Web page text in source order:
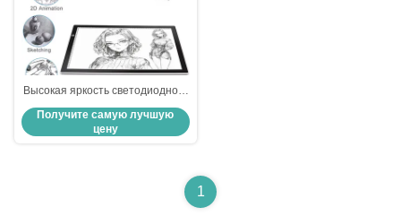
Высокая яркость светодиодного
следового света 2835 полосы
односторонняя подвеска
Получите самую лучшую
цену
1